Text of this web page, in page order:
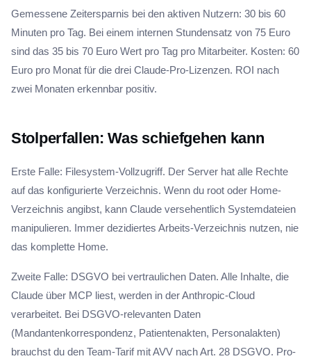
Gemessene Zeitersparnis bei den aktiven Nutzern: 30 bis 60
Minuten pro Tag. Bei einem internen Stundensatz von 75 Euro
sind das 35 bis 70 Euro Wert pro Tag pro Mitarbeiter. Kosten: 60
Euro pro Monat für die drei Claude-Pro-Lizenzen. ROI nach
zwei Monaten erkennbar positiv.
Stolperfallen: Was schiefgehen kann
Erste Falle: Filesystem-Vollzugriff. Der Server hat alle Rechte
auf das konfigurierte Verzeichnis. Wenn du root oder Home-
Verzeichnis angibst, kann Claude versehentlich Systemdateien
manipulieren. Immer dezidiertes Arbeits-Verzeichnis nutzen, nie
das komplette Home.
Zweite Falle: DSGVO bei vertraulichen Daten. Alle Inhalte, die
Claude über MCP liest, werden in der Anthropic-Cloud
verarbeitet. Bei DSGVO-relevanten Daten
(Mandantenkorrespondenz, Patientenakten, Personalakten)
brauchst du den Team-Tarif mit AVV nach Art. 28 DSGVO. Pro-